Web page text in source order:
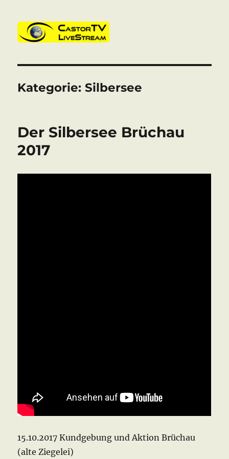
Kategorie:Silbersee
Der Silbersee Brüchau
2017
15.10.2017 Kundgebung und Aktion Brüchau
(alte Ziegelei)